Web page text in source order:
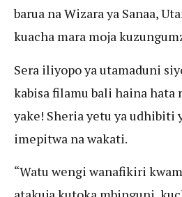
barua na Wizara ya Sanaa,
kuacha mara moja
Sera iliyopo ya utamaduni
kabisa filamu bali haina hata
yake! Sheria yetu ya udhibiti
imepitwa na wakati.
“Watu wengi wanafikiri